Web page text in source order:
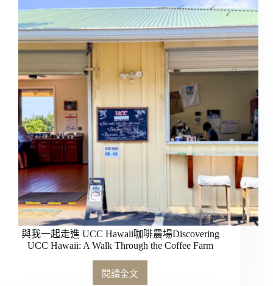
門
市，
Coffee
Stopover
啡
路
的
好
玩
哲
學
與我一起走進 UCC Hawaii咖啡農場Discovering
UCC Hawaii: A Walk Through the Coffee Farm
閱讀全文
與